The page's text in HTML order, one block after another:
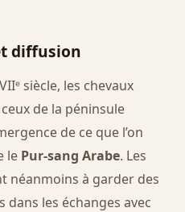
diffusion
siècle, les chevaux
de la péninsule
de ce que l’on
le Pur-sang Arabe. Les
néanmoins à garder des
les échanges avec